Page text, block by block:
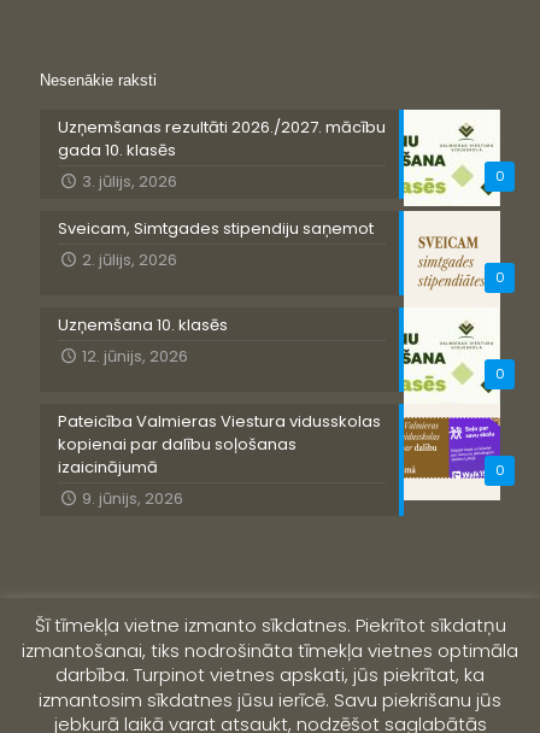
Nesenākie raksti
0
Uzņemšanas rezultāti 2026./2027. mācību
gada 10. klasēs
3. jūlijs, 2026
0
Sveicam, Simtgades stipendiju saņemot
2. jūlijs, 2026
0
Uzņemšana 10. klasēs
12. jūnijs, 2026
0
Pateicība Valmieras Viestura vidusskolas
kopienai par dalību soļošanas
izaicinājumā
9. jūnijs, 2026
Šī tīmekļa vietne izmanto sīkdatnes. Piekrītot sīkdatņu
izmantošanai, tiks nodrošināta tīmekļa vietnes optimāla
darbība. Turpinot vietnes apskati, jūs piekrītat, ka
izmantosim sīkdatnes jūsu ierīcē. Savu piekrišanu jūs
jebkurā laikā varat atsaukt, nodzēšot saglabātās